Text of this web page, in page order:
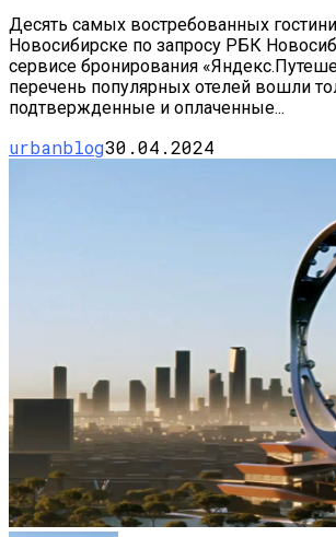
Десять самых востребованных
Новосибирске по запросу РБК
сервисе бронирования
перечень популярных отелей вошли
подтвержденные и оплаченные...
urbanblog30.04.2024